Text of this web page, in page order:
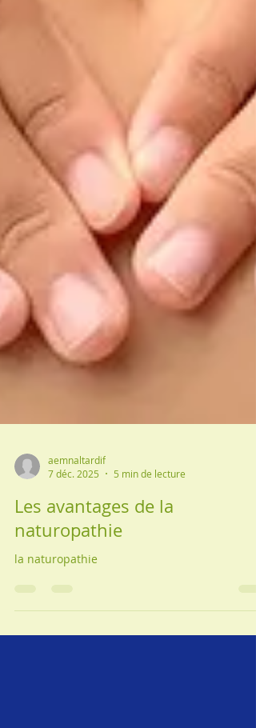
7 déc. 2025
5 min de lecture
Les avantages de la
naturopathie